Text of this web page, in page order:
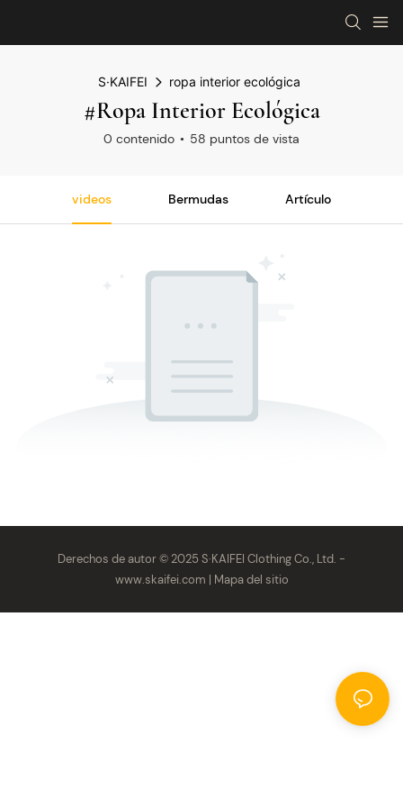
S·KAIFEI ropa interior ecológica
#ropa Interior Ecológica
0 contenido 58 puntos de vista
videos Bermudas Artículo
Derechos de autor © 2025 S·KAIFEI Clothing Co., Ltd. -
www.skaifei.com | Mapa del sitio